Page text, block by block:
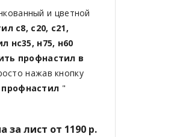
и цветной
с8, с20, с21,
нс35, н75, н60
профнастил в
нажав кнопку
профнастил "
за лист от 1190 р.